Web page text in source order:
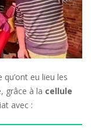
eu lieu les
grâce à la cellule
avec :